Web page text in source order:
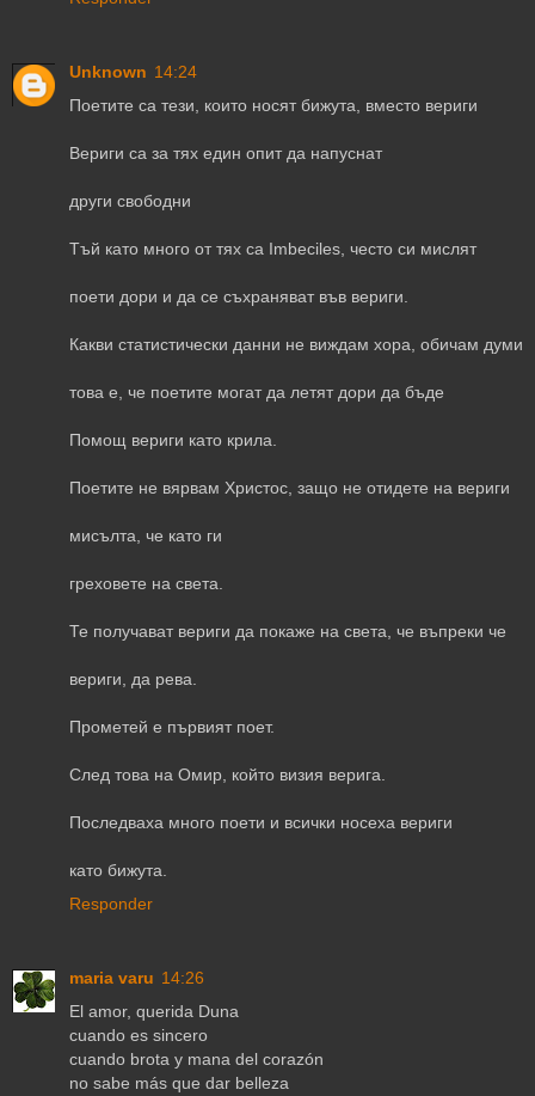
Unknown 14:24
Поетите са тези, които носят бижута, вместо вериги
Вериги са за тях един опит да напуснат
други свободни
Тъй като много от тях са Imbeciles, често си мислят
поети дори и да се съхраняват във вериги.
Какви статистически данни не виждам хора, обичам думи
това е, че поетите могат да летят дори да бъде
Помощ вериги като крила.
Поетите не вярвам Христос, защо не отидете на вериги
мисълта, че като ги
греховете на света.
Те получават вериги да покаже на света, че въпреки че
вериги, да рева.
Прометей е първият поет.
След това на Омир, който визия верига.
Последваха много поети и всички носеха вериги
като бижута.
Responder
maria varu 14:26
El amor, querida Duna
cuando es sincero
cuando brota y mana del corazón
no sabe más que dar belleza